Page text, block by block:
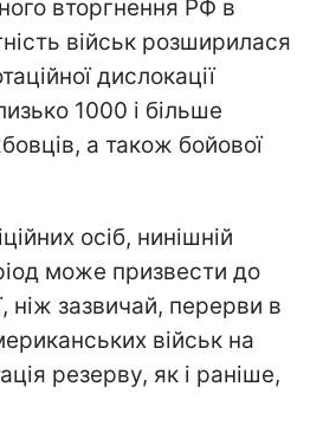
вторгнення РФ в
військ розширилася
дислокації
1000 і більше
а також бойової
осіб, нинішній
може призвести до
ніж зазвичай, перерви в
військ на
резерву, як і раніше,